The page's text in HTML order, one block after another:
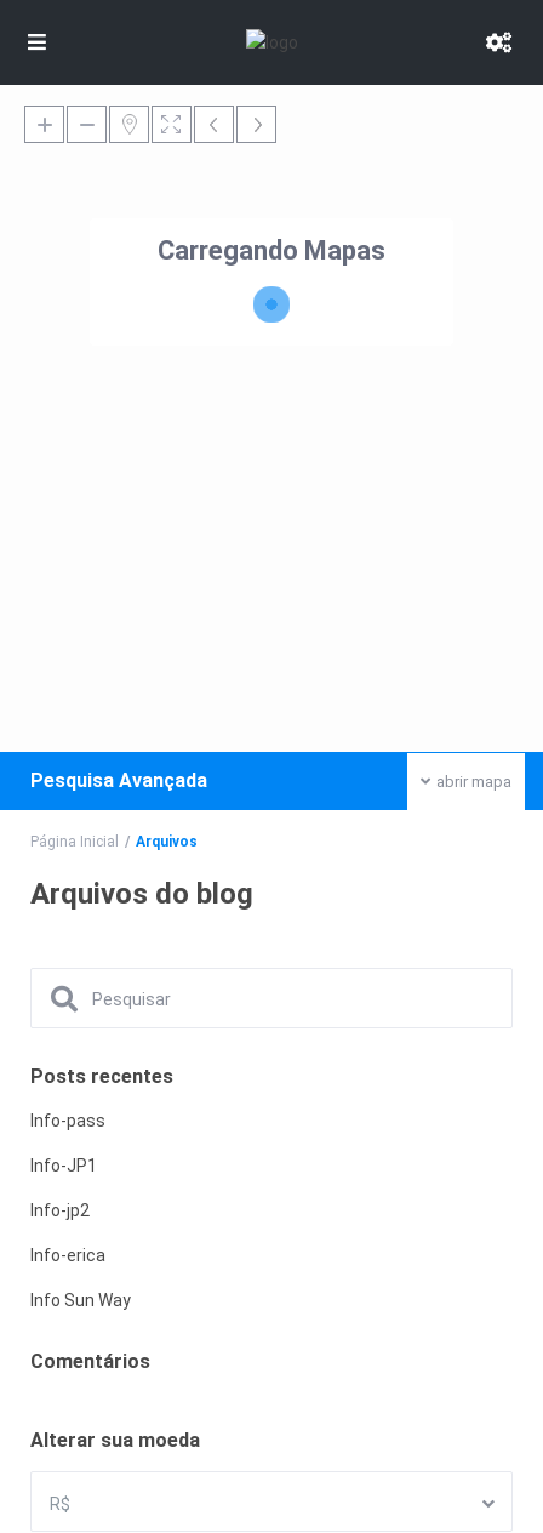
Carregando Mapas
abrir mapa
Pesquisa Avançada
Página Inicial Arquivos
Arquivos do blog
Posts recentes
Info-pass
Info-JP1
Info-jp2
Info-erica
Info Sun Way
Comentários
Alterar sua moeda
R$